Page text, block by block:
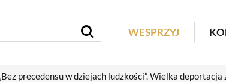
Header
WESPRZYJ
precedensu w dziejach ludzkości”. Wielka